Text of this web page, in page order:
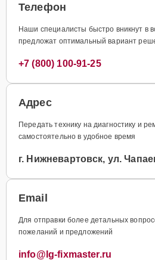
Телефон
Наши специалисты быстро вникнут в
предложат оптимальный вариант
+7 (800) 100-91-25
Адрес
Передать технику на диагностику и
самостоятельно в удобное время
г. Нижневартовск, ул.
Email
Для отправки более детальных
пожеланий и предложений
info@lg-fixmaster.ru